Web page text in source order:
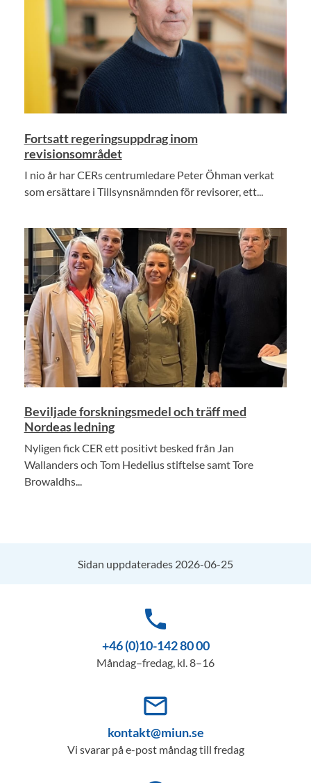
Fortsatt regeringsuppdrag inom
revisionsområdet
I nio år har CERs centrumledare Peter Öhman verkat
som ersättare i Tillsynsnämnden för revisorer, ett...
Beviljade forskningsmedel och träff med
Nordeas ledning
Nyligen fick CER ett positivt besked från Jan
Wallanders och Tom Hedelius stiftelse samt Tore
Browaldhs...
Sidan uppdaterades 2026-06-25
phone
+46 (0)10-142 80 00
Måndag–fredag, kl. 8–16
mail_outline
kontakt@miun.se
Vi svarar på e-post måndag till fredag